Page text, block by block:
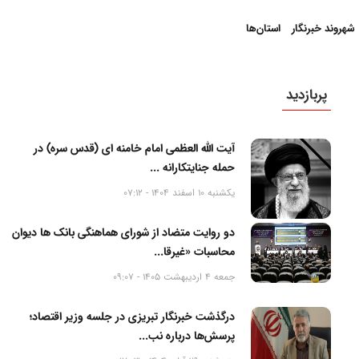
شهروند خبرنگار استان‌ها
پربازدید
آیت الله العظمی امام خامنه ای (قدس سره) در
حمله جنایتکارانه ...
یکشنبه 10 اسفند 1404 - 07:12
دو روایت متضاد از شورای هماهنگی بانک ها دیوان
محاسبات «غیرقا...
جمعه 4 اردیبهشت 1405 - 09:07
درگذشت خبرنگار تبریزی در جلسه وزیر اقتصاد؛
پرسش‌ها درباره نب...